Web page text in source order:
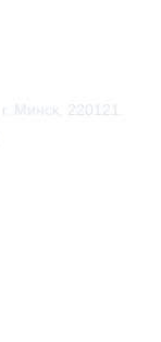
Минск, 220121.